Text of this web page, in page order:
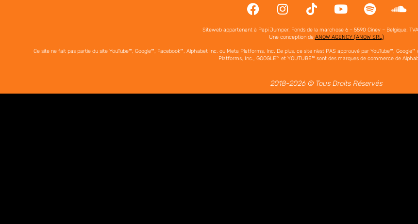
Siteweb appartenant à Papi Jumper. Fonds de la marchose 6 – 5590 Ciney – Belgique.
Une conception de ANOW AGENCY (ANOW SRL)
Ce site ne fait pas partie du site YouTube™, Google™, Facebook™, Alphabet Inc. ou Meta Platforms, Inc. De plus, ce site n’est PAS approuvé par YouTube™,
Platforms, Inc., GOOGLE™ et YOUTUBE™ sont des marques de commerce de
2018-2026 © Tous Droits Réservés